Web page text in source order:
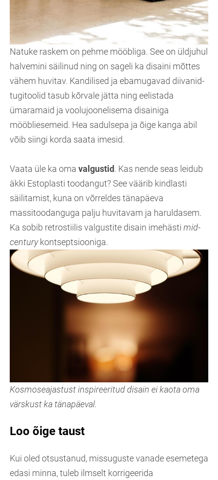
Natuke raskem on pehme mööbliga. See on üldjuhul
halvemini säilinud ning on sageli ka disaini mõttes
vähem huvitav. Kandilised ja ebamugavad diivanid-
tugitoolid tasub kõrvale jätta ning eelistada
ümaramaid ja voolujoonelisema disainiga
mööbliesemeid. Hea sadulsepa ja õige kanga abil
võib siingi korda saata imesid.
Vaata üle ka oma valgustid. Kas nende seas leidub
äkki Estoplasti toodangut? See väärib kindlasti
säilitamist, kuna on võrreldes tänapäeva
massitoodanguga palju huvitavam ja haruldasem.
Ka sobib retrostiilis valgustite disain imehästi mid-
centurykontseptsiooniga.
Kosmoseajastust inspireeritud disain ei kaota oma
värskust ka tänapäeval.
Loo õige taust
Kui oled otsustanud, missuguste vanade esemetega
edasi minna, tuleb ilmselt korrigeerida